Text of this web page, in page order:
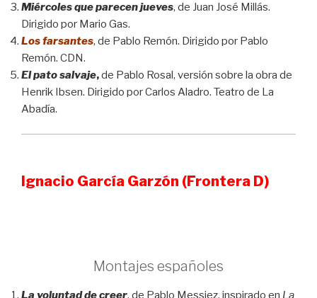
Miércoles que parecen jueves, de Juan José Millás.
Dirigido por Mario Gas.
Los farsantes, de Pablo Remón. Dirigido por Pablo
Remón. CDN.
El pato salvaje,de Pablo Rosal, versión sobre la obra de
Henrik Ibsen. Dirigido por Carlos Aladro. Teatro de La
Abadía.
Ignacio García Garzón (Frontera D)
Montajes españoles
La voluntad de creer, de Pablo Messiez, inspirado en La